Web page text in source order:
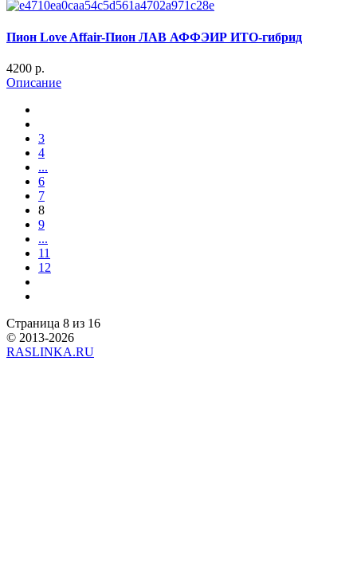
Пион Love Affair-Пион ЛАВ АФФЭИР ИТО-гибрид
4200 p.
Описание
3
4
...
6
7
8
9
...
11
12
Страница 8 из 16
© 2013-2026
RASLINKA.RU